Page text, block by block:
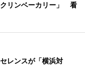
リンベーカリー」 看
レンスが「横浜対